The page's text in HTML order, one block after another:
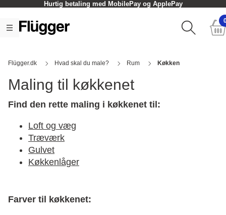
Click og Collect - oftest inden for en time
Flügger.dk Hvad skal du male? Rum Køkken
Maling til køkkenet
Find den rette maling i køkkenet til:
Loft og væg
Træværk
Gulvet
Køkkenlåger
Farver til køkkenet: